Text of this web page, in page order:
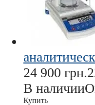
24 900 грн.
В наличии
Купить